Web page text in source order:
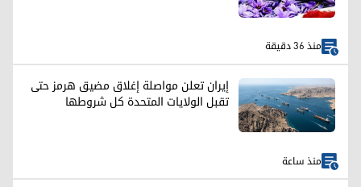
منذ 36 دقيقة
إيران تعلن مواصلة إغلاق مضيق هرمز حتى
تقبل الولايات المتحدة كل شروطها
منذ ساعة